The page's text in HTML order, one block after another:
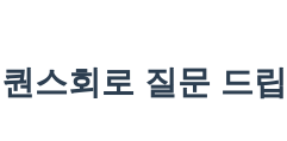
스회로 질문 드립